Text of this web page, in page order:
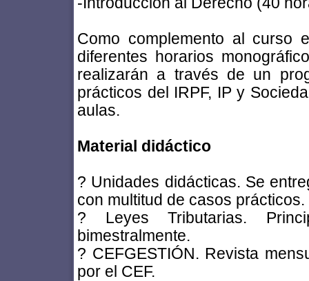
Como complemento al curso
diferentes horarios
realizarán a través de un
prácticos del IRPF, IP y
aulas.
Material didáctico
? Unidades didácticas. Se
con multitud de casos prácticos.
? Leyes Tributarias.
bimestralmente.
? CEFGESTIÓN. Revista
por el CEF.